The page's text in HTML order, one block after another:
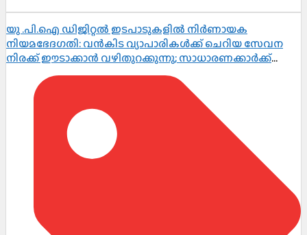
യു .പി.ഐ ഡിജിറ്റൽ ഇടപാടുകളിൽ നിർണായക
നിയമഭേദഗതി: വൻകിട വ്യാപാരികൾക്ക് ചെറിയ സേവന
നിരക്ക് ഈടാക്കാൻ വഴിതുറക്കുന്നു; സാധാരണക്കാർക്ക്
പണമിടപാടുകൾ തുടർന്നും സൗജന്യം